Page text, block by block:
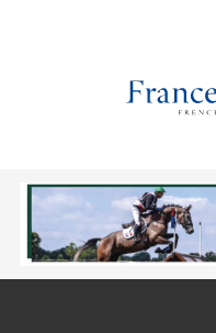
La journée du complet &
indoor reviennent le 23